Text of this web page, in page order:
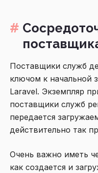
Поставщики служб
ключом к начальной
Laravel. Экземпляр
поставщики служб
передается
действительно так
Очень важно иметь
как создается и